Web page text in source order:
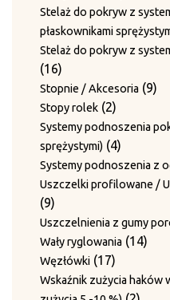
Stelaż do pokryw z
płaskownikami
Stelaż do pokryw z
1616
produktów
Stopnie / Akcesoria 99
Stopy rolek 22
produkty
Systemy podnoszenia
sprężystymi)
44
produkty
Systemy podnoszenia z
Uszczelki profilowane /
99
produktów
Uszczelnienia z gumy
Wały ryglowania 1414
Węzłówki 1717
Wskaźnik zużycia haków